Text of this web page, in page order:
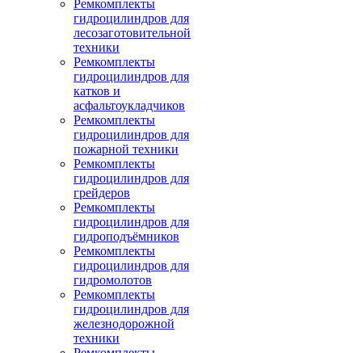
Ремкомплекты
гидроцилиндров для
лесозаготовительной
техники
Ремкомплекты
гидроцилиндров для
катков и
асфальтоукладчиков
Ремкомплекты
гидроцилиндров для
пожарной техники
Ремкомплекты
гидроцилиндров для
грейдеров
Ремкомплекты
гидроцилиндров для
гидроподъёмников
Ремкомплекты
гидроцилиндров для
гидромолотов
Ремкомплекты
гидроцилиндров для
железнодорожной
техники